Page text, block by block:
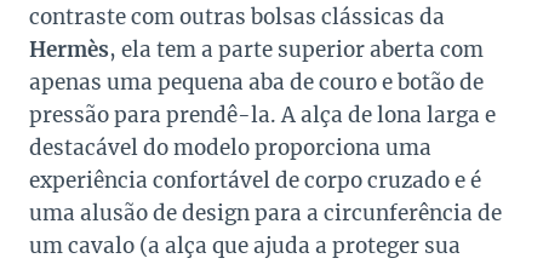
contraste com outras bolsas clássicas da
Hermès, ela tem a parte superior aberta com
apenas uma pequena aba de couro e botão de
pressão para prendê-la. A alça de lona larga e
destacável do modelo proporciona uma
experiência confortável de corpo cruzado e é
uma alusão de design para a circunferência de
um cavalo (a alça que ajuda a proteger sua